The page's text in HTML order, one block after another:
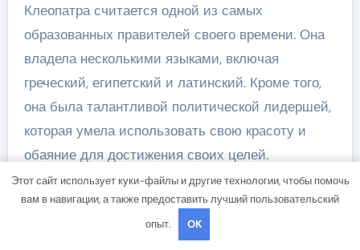
Клеопатра считается одной из самых
образованных правителей своего времени. Она
владела несколькими языками, включая
греческий, египетский и латинский. Кроме того,
она была талантливой политической лидершей,
которая умела использовать свою красоту и
обаяние для достижения своих целей.
Как Клеопатра влияла на
политику своего времени?
Клеопатра активно участвовала в политической
Этот сайт использует куки-файлы и другие технологии, чтобы помочь
вам в навигации, а также предоставить лучший пользовательский
опыт.
OK